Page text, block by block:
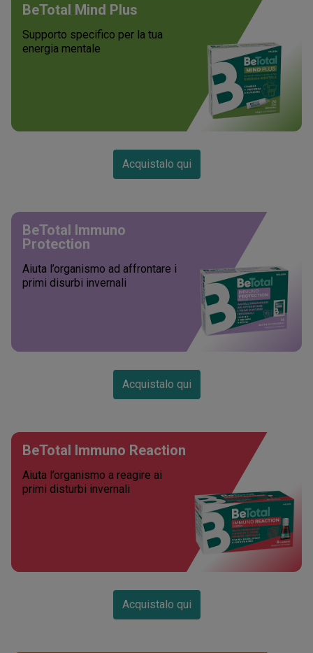
BeTotal Mind Plus
Supporto specifico per la tua
energia mentale
Acquistalo qui
BeTotal Immuno
Protection
Aiuta l’organismo ad affrontare i
primi disurbi invernali
Acquistalo qui
BeTotal Immuno Reaction
Aiuta l’organismo a reagire ai
primi disturbi invernali
Acquistalo qui